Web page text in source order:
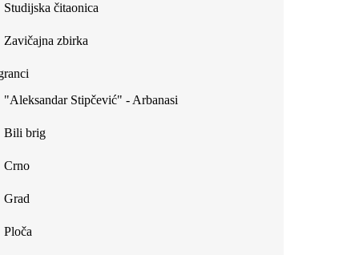
Studijska čitaonica
Zavičajna zbirka
"Aleksandar Stipčević" - Arbanasi
Bili brig
Crno
Grad
Ploča